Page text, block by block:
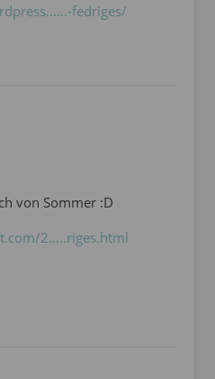
fedriges/
von Sommer :D
2.....riges.html